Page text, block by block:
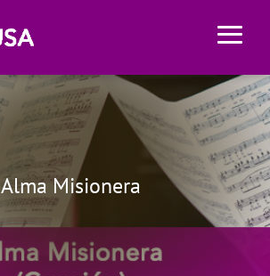
Alma Misionera